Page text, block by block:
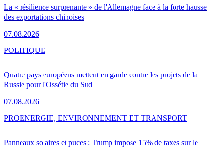
La « résilience surprenante » de l'Allemagne face à la forte hausse
des exportations chinoises
07.08.2026
Quatre pays européens mettent en garde contre les projets de la
Russie pour l'Ossétie du Sud
07.08.2026
POLITIQUE
Panneaux solaires et puces : Trump impose 15% de taxes sur le
PROENERGIE, ENVIRONNEMENT ET TRANSPORT